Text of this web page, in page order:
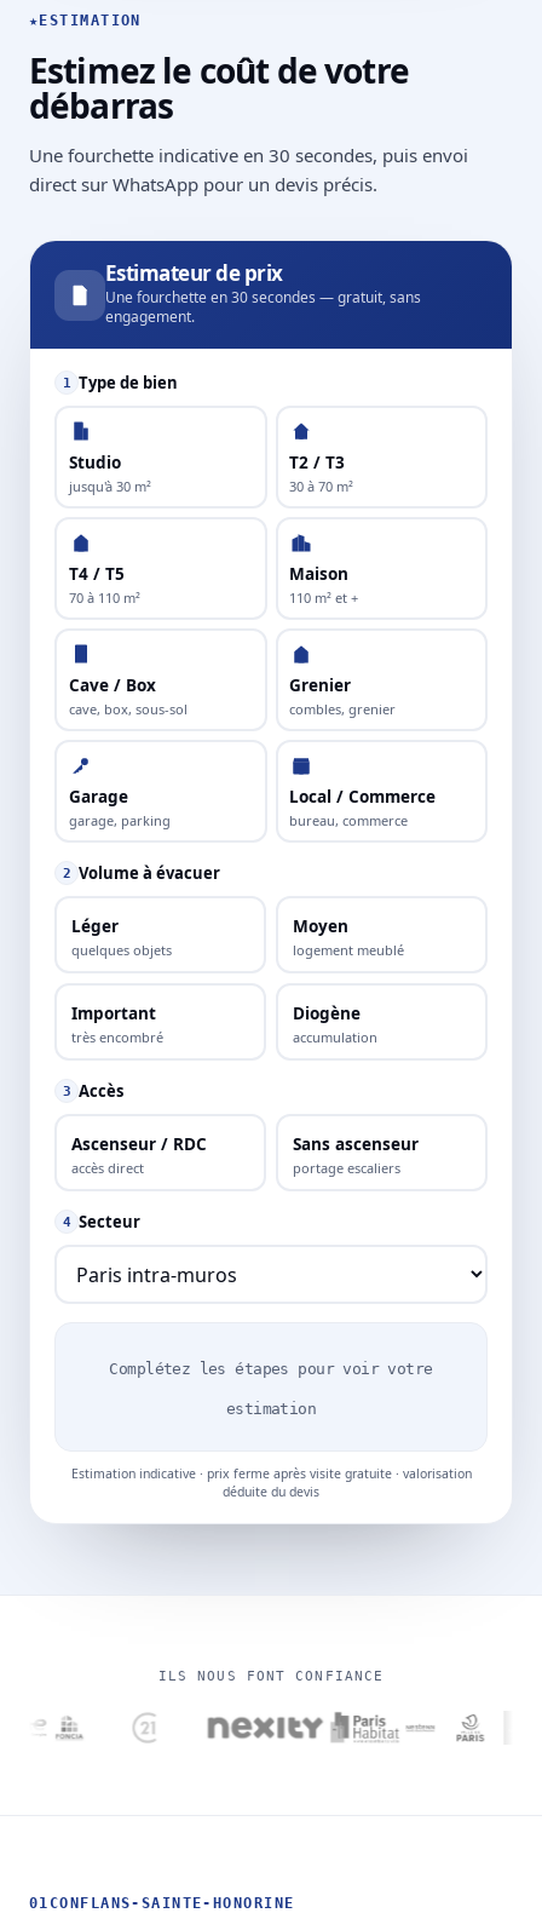
★ ESTIMATION
Estimez le coût de votre
débarras
Une fourchette indicative en 30 secondes, puis envoi
direct sur WhatsApp pour un devis précis.
Estimateur de prix
Une fourchette en 30 secondes — gratuit, sans
engagement.
1 Type de bien
Studio
jusqu'à 30 m²
T2 / T3
30 à 70 m²
T4 / T5
70 à 110 m²
Maison
110 m² et +
Cave / Box
cave, box, sous-sol
Grenier
combles, grenier
Garage
garage, parking
Local / Commerce
bureau, commerce
2 Volume à évacuer
Léger
quelques objets
Moyen
logement meublé
Important
très encombré
Diogène
accumulation
3 Accès
Ascenseur / RDC
accès direct
Sans ascenseur
portage escaliers
4 Secteur
Complétez les étapes pour voir votre
estimation
Estimation indicative · prix ferme après visite gratuite · valorisation
déduite du devis
ILS NOUS FONT CONFIANCE
01 CONFLANS-SAINTE-HONORINE